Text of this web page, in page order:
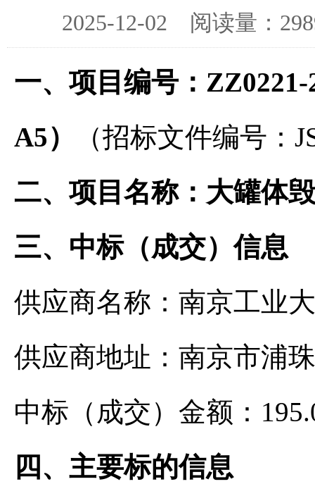
2025-12-02 阅读量：
一、项目编号：ZZ0221-
A5）
（招标文件编号：
二、项目名称：大罐体
三、中标（成交）信息
供应商名称：南京工业
供应商地址：南京市浦
中标（成交）金额：
四、主要标的信息